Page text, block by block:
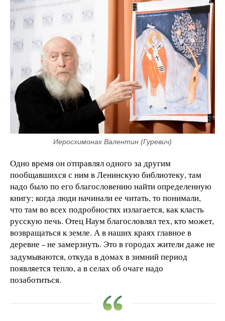
Иеросхимонах Валентин (Гуревич)
Одно время он отправлял одного за другим
пообщавшихся с ним в Ленинскую библиотеку, там
надо было по его благословению найти определенную
книгу; когда люди начинали ее читать, то понимали,
что там во всех подробностях излагается, как класть
русскую печь. Отец Наум благословлял тех, кто может,
возвращаться к земле. А в наших краях главное в
деревне –не замерзнуть. Это в городах жители даже не
задумываются, откуда в домах в зимний период
появляется тепло, а в селах об очаге надо
позаботиться.